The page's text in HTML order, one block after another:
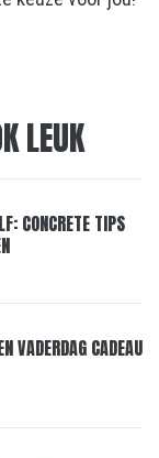
LEUK
CONCRETE TIPS
VADERDAG CADEAU